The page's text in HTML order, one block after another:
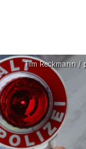
Tim Reckmann /